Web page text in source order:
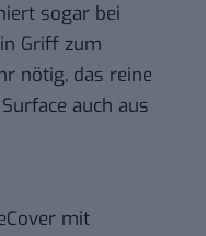
sogar bei
Griff zum
nötig, das reine
auch aus
mit